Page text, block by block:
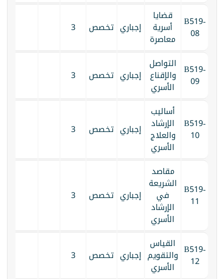
B519-
08
قضايا
أسرية
معاصرة
إجباري تخصص 3
B519-
09
التواصل
والإقناع
الأسري
إجباري تخصص 3
B519-
10
أساليب
الإرشاد
والعلاج
الأسري
إجباري تخصص 3
B519-
11
مقاصد
الشريعة
في
الإرشاد
الأسري
إجباري تخصص 3
B519-
12
القياس
والتقويم
الأسري
إجباري تخصص 3